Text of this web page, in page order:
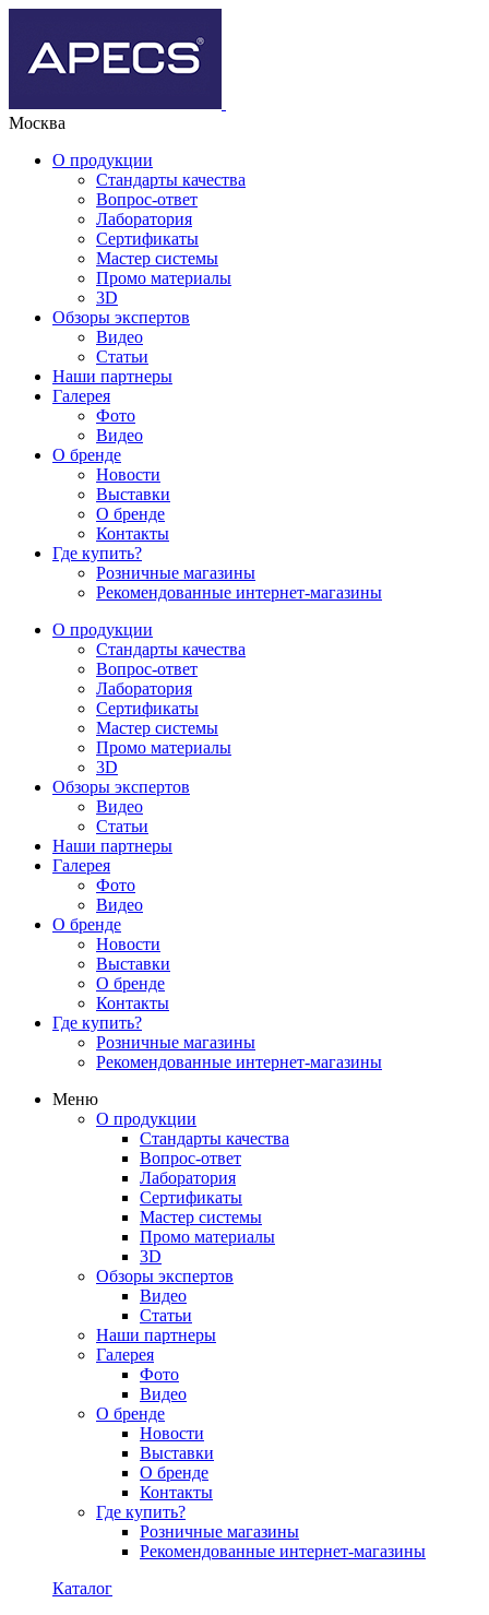
Москва
О продукции
Стандарты качества
Вопрос-ответ
Лаборатория
Сертификаты
Мастер системы
Промо материалы
3D
Обзоры экспертов
Видео
Статьи
Наши партнеры
Галерея
Фото
Видео
О бренде
Новости
Выставки
О бренде
Контакты
Где купить?
Розничные магазины
Рекомендованные интернет-магазины
О продукции
Стандарты качества
Вопрос-ответ
Лаборатория
Сертификаты
Мастер системы
Промо материалы
3D
Обзоры экспертов
Видео
Статьи
Наши партнеры
Галерея
Фото
Видео
О бренде
Новости
Выставки
О бренде
Контакты
Где купить?
Розничные магазины
Рекомендованные интернет-магазины
Меню
О продукции
Стандарты качества
Вопрос-ответ
Лаборатория
Сертификаты
Мастер системы
Промо материалы
3D
Обзоры экспертов
Видео
Статьи
Наши партнеры
Галерея
Фото
Видео
О бренде
Новости
Выставки
О бренде
Контакты
Где купить?
Розничные магазины
Рекомендованные интернет-магазины
Каталог